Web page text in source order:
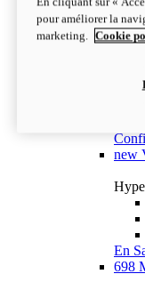
new
new
En
698
pour améliorer la
marketing.
Cookie